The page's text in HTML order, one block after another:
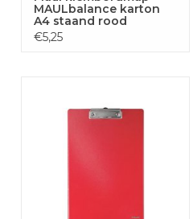
MAULbalance karton
A4 staand rood
€5,25